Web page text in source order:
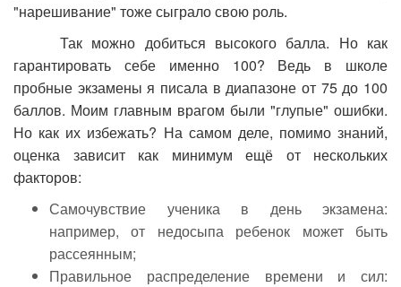
"нарешивание" тоже сыграло свою роль.
Так можно добиться высокого балла. Но как
гарантировать себе именно 100? Ведь в школе
пробные экзамены я писала в диапазоне от 75 до 100
баллов. Моим главным врагом были "глупые" ошибки.
Но как их избежать? На самом деле, помимо знаний,
оценка зависит как минимум ещё от нескольких
факторов:
Самочувствие ученика в день экзамена:
например, от недосыпа ребенок может быть
рассеянным;
Правильное распределение времени и сил: